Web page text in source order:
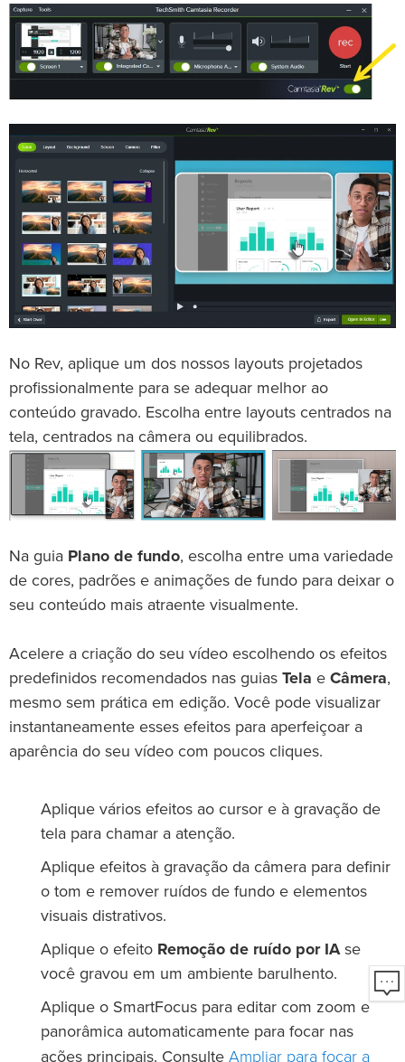
No Rev, aplique um dos nossos layouts projetados
profissionalmente para se adequar melhor ao
conteúdo gravado. Escolha entre layouts centrados na
tela, centrados na câmera ou equilibrados.
Na guia Plano de fundo, escolha entre uma variedade
de cores, padrões e animações de fundo para deixar o
seu conteúdo mais atraente visualmente.
Acelere a criação do seu vídeo escolhendo os efeitos
predefinidos recomendados nas guias Tela e Câmera,
mesmo sem prática em edição. Você pode visualizar
instantaneamente esses efeitos para aperfeiçoar a
aparência do seu vídeo com poucos cliques.
Aplique vários efeitos ao cursor e à gravação de
tela para chamar a atenção.
Aplique efeitos à gravação da câmera para definir
o tom e remover ruídos de fundo e elementos
visuais distrativos.
Aplique o efeito Remoção de ruído por IAse
você gravou em um ambiente barulhento.
Aplique o SmartFocus para editar com zoom e
panorâmica automaticamente para focar nas
ações principais. Consulte Ampliar para focar a